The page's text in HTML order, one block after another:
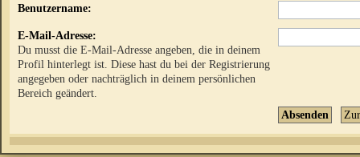
Benutzername:
E-Mail-Adresse:
Du musst die E-Mail-Adresse angeben, die in deinem
Profil hinterlegt ist. Diese hast du bei der Registrierung
angegeben oder nachträglich in deinem persönlichen
Bereich geändert.